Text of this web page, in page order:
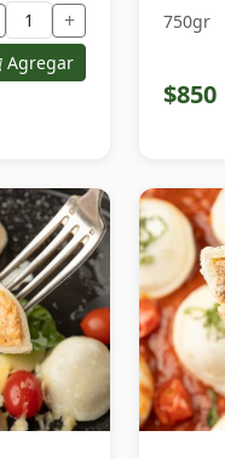
+
Agregar
750gr
$850